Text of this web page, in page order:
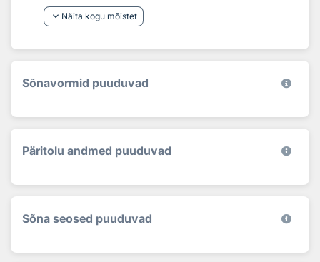
keyboard_arrow_down Näita kogu mõistet
Sõnavormid puuduvad
Päritolu andmed puuduvad
Sõna seosed puuduvad